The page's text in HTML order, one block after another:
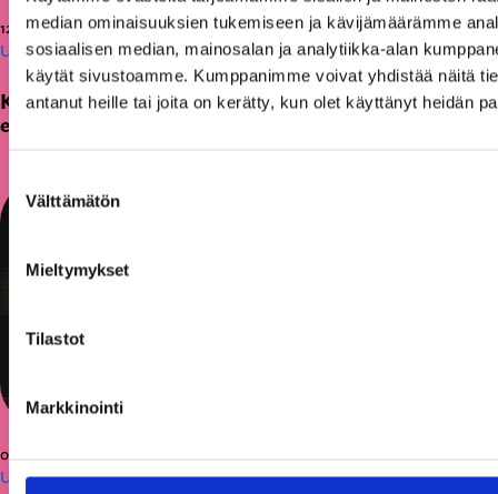
median ominaisuuksien tukemiseen ja kävijämäärämme
sosiaalisen median, mainosalan ja analytiikka-alan
käytät sivustoamme. Kumppanimme voivat yhdistää näitä
antanut heille tai joita on kerätty, kun olet käyttänyt heidän
valinta
Välttämätön
Mieltymykset
Tilastot
Markkinointi
12.06.2026
Uutiset
KAKS teki apurahapäätökset vuoden 2026
ensimmäisestä hausta
05.03.2026
Uutiset